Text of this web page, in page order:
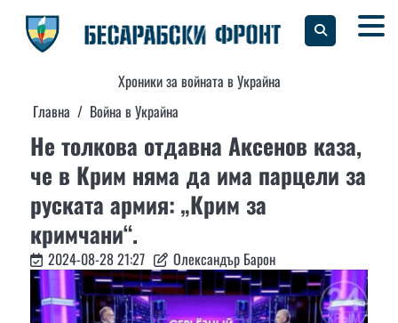
content
Хроники за войната в Украйна
Главна
Война в Украйна
Не толкова отдавна Аксенов каза,
че в Крим няма да има парцели за
руската армия: „Крим за
кримчани“.
2024-08-28 21:27 Олександър Барон